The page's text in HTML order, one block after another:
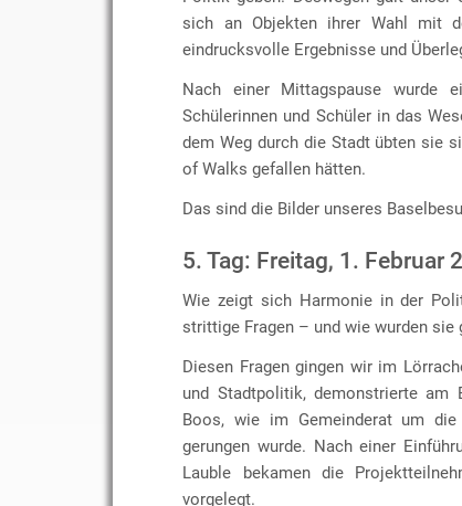
sich an Objekten ihrer Wahl mit
eindrucksvolle Ergebnisse und
Nach einer Mittagspause wurde
Schülerinnen und Schüler in das
dem Weg durch die Stadt übten sie
of Walks gefallen hätten.
Das sind die Bilder unseres
5. Tag: Freitag, 1. Februar
Wie zeigt sich Harmonie in der
strittige Fragen – und wie wurden sie
Diesen Fragen gingen wir im
und Stadtpolitik, demonstrierte am
Boos, wie im Gemeinderat um die
gerungen wurde. Nach einer
Lauble bekamen die
vorgelegt.